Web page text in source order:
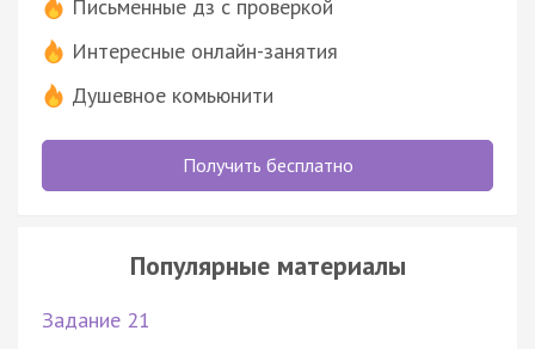
Письменные дз с проверкой
Интересные онлайн-занятия
Душевное комьюнити
Получить бесплатно
Популярные материалы
Задание 21